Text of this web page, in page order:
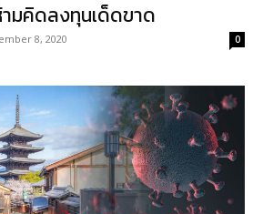
มคิดลงทุนเด็ดขาด
8, 2020 0